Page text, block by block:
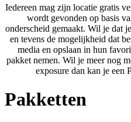
Iedereen mag zijn locatie gratis
wordt gevonden op basis
onderscheid gemaakt. Wil je dat
en tevens de mogelijkheid dat
media en opslaan in hun
pakket nemen. Wil je meer nog
exposure dan kan je een
Pakketten